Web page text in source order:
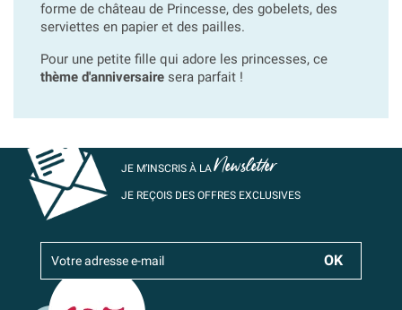
forme de château de Princesse, des gobelets, des
serviettes en papier et des pailles.
Pour une petite fille qui adore les princesses, ce
thème d'anniversaire sera parfait !
JE M’INSCRIS À LANewsletter
JE REÇOIS DES OFFRES EXCLUSIVES